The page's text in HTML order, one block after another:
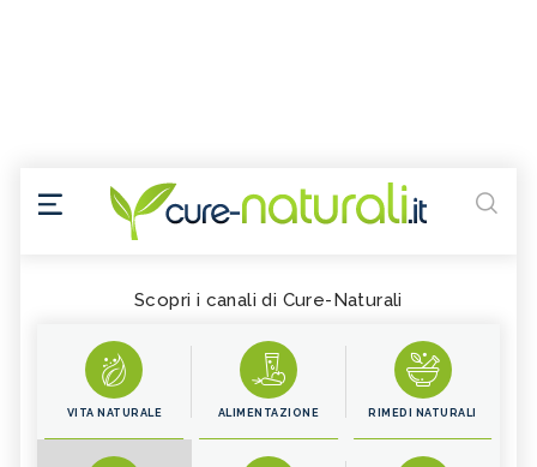
Scopri i canali di Cure-Naturali
VITA NATURALE ALIMENTAZIONE RIMEDI NATURALI